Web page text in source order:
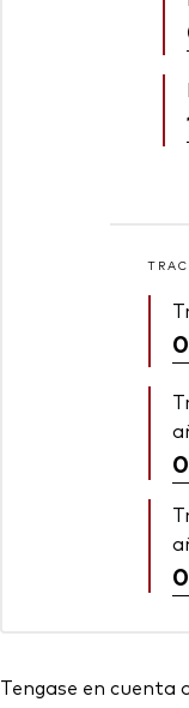
Tengase en cuenta